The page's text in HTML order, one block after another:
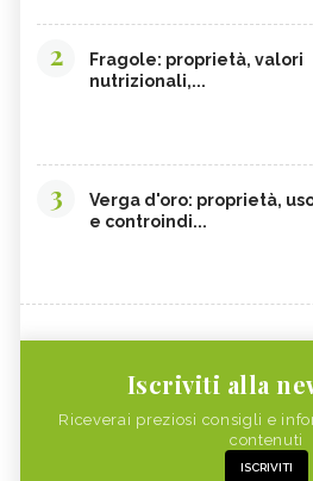
2
Fragole: proprietà, valori
nutrizionali,...
3
Verga d'oro: proprietà,
e controindi...
Iscriviti alla
Riceverai preziosi consigli e
contenuti
ISCRIVITI